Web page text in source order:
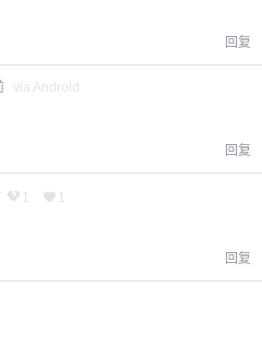
回复
via Android
回复
1 1
回复